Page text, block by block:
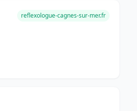
reflexologue-cagnes-sur-mer.fr